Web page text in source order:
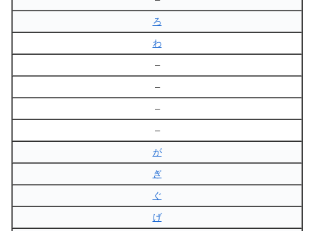
ろ
わ
–
–
–
–
が
ぎ
ぐ
げ